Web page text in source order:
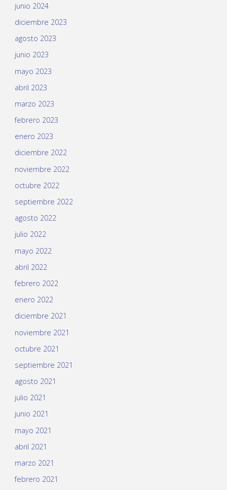
junio 2024
diciembre 2023
agosto 2023
junio 2023
mayo 2023
abril 2023
marzo 2023
febrero 2023
enero 2023
diciembre 2022
noviembre 2022
octubre 2022
septiembre 2022
agosto 2022
julio 2022
mayo 2022
abril 2022
febrero 2022
enero 2022
diciembre 2021
noviembre 2021
octubre 2021
septiembre 2021
agosto 2021
julio 2021
junio 2021
mayo 2021
abril 2021
marzo 2021
febrero 2021